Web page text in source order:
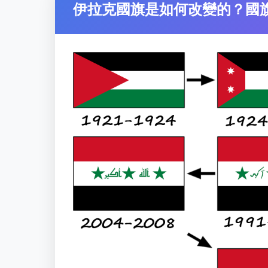
伊拉克國旗是如何改變的？國